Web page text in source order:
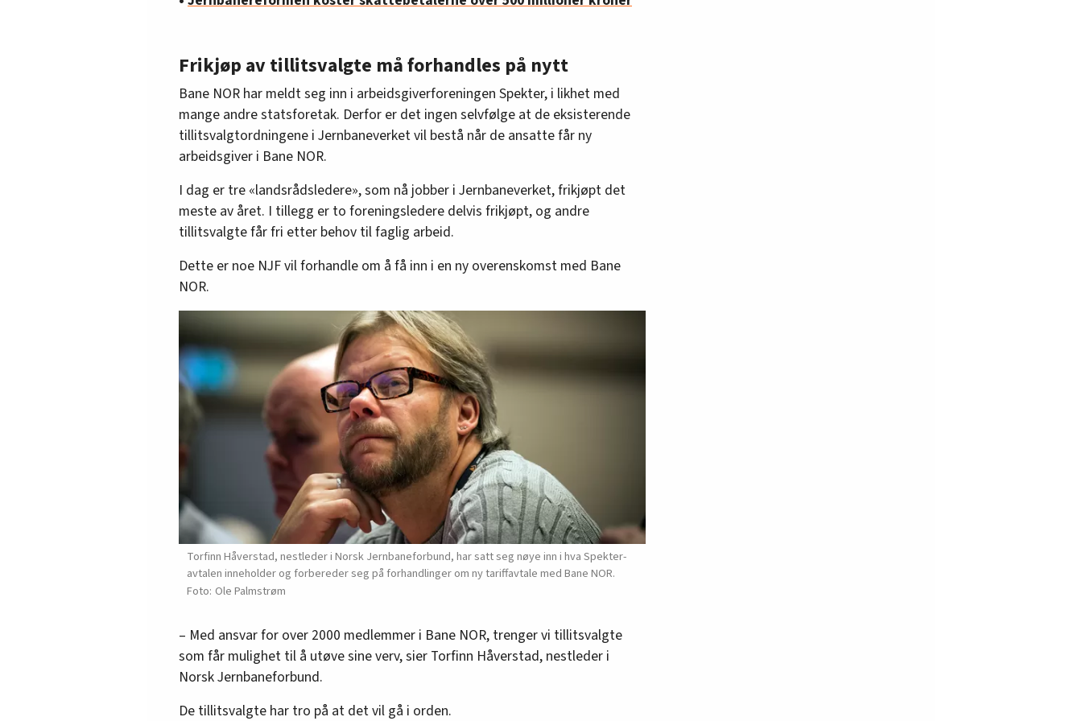
Frikjøp av tillitsvalgte må forhandles på nytt
Bane NOR har meldt seg inn i arbeidsgiverforeningen Spekter, i likhet med
mange andre statsforetak. Derfor er det ingen selvfølge at de eksisterende
tillitsvalgtordningene i Jernbaneverket vil bestå når de ansatte får ny
arbeidsgiver i Bane NOR.
I dag er tre «landsrådsledere», som nå jobber i Jernbaneverket, frikjøpt det
meste av året. I tillegg er to foreningsledere delvis frikjøpt, og andre
tillitsvalgte får fri etter behov til faglig arbeid.
Dette er noe NJF vil forhandle om å få inn i en ny overenskomst med Bane
NOR.
Torfinn Håverstad, nestleder i Norsk Jernbaneforbund, har satt seg nøye inn i hva Spekter-
avtalen inneholder og forbereder seg på forhandlinger om ny tariffavtale med Bane NOR.
Ole Palmstrøm
– Med ansvar for over 2000 medlemmer i Bane NOR, trenger vi tillitsvalgte
som får mulighet til å utøve sine verv, sier Torfinn Håverstad, nestleder i
Norsk Jernbaneforbund.
De tillitsvalgte har tro på at det vil gå i orden.